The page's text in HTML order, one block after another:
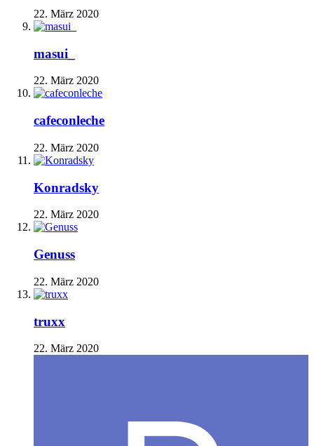
22. März 2020
masui_
22. März 2020
cafeconleche
22. März 2020
Konradsky
22. März 2020
Genuss
22. März 2020
truxx
22. März 2020